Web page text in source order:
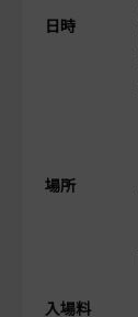
日時
場所
入場料